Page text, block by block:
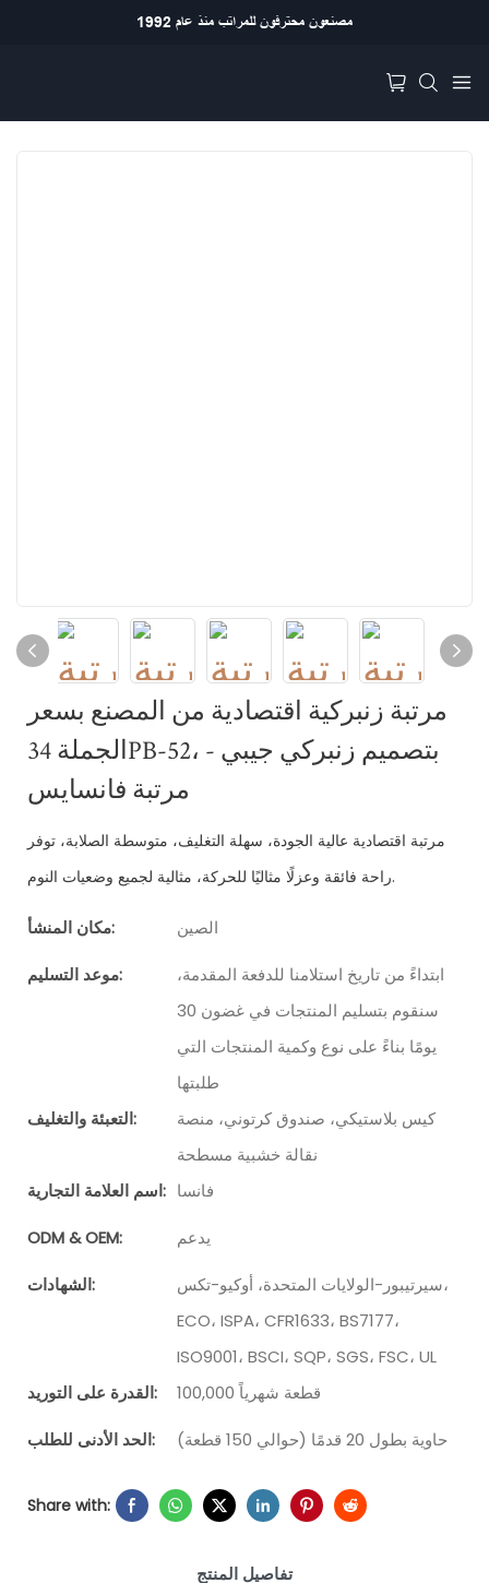
مصنعون محترفون للمراتب منذ عام 1992
مرتبة زنبركية اقتصادية من المصنع بسعر
الجملة 34PB-52، بتصميم زنبركي جيبي -
مرتبة فانسايس
مرتبة اقتصادية عالية الجودة، سهلة التغليف، متوسطة الصلابة، توفر
راحة فائقة وعزلًا مثاليًا للحركة، مثالية لجميع وضعيات النوم.
مكان المنشأ: الصين
موعد التسليم:
ابتداءً من تاريخ استلامنا للدفعة المقدمة،
سنقوم بتسليم المنتجات في غضون 30
يومًا بناءً على نوع وكمية المنتجات التي
طلبتها
التعبئة والتغليف:
كيس بلاستيكي، صندوق كرتوني، منصة
نقالة خشبية مسطحة
اسم العلامة التجارية: فانسا
ODM & OEM: يدعم
الشهادات:
سيرتيبور-الولايات المتحدة، أوكيو-تكس،
ECO، ISPA، CFR1633، BS7177،
ISO9001، BSCI، SQP، SGS، FSC، UL
القدرة على التوريد:
100,000 قطعة شهرياً
الحد الأدنى للطلب: حاوية بطول 20 قدمًا (حوالي 150 قطعة)
Share with:
تفاصيل المنتج